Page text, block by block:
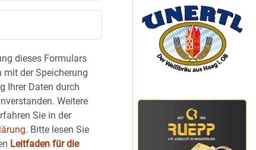
dieses Formulars
mit der Speicherung
Ihrer Daten durch
Weitere
Sie in der
Bitte lesen Sie
Leitfaden für die